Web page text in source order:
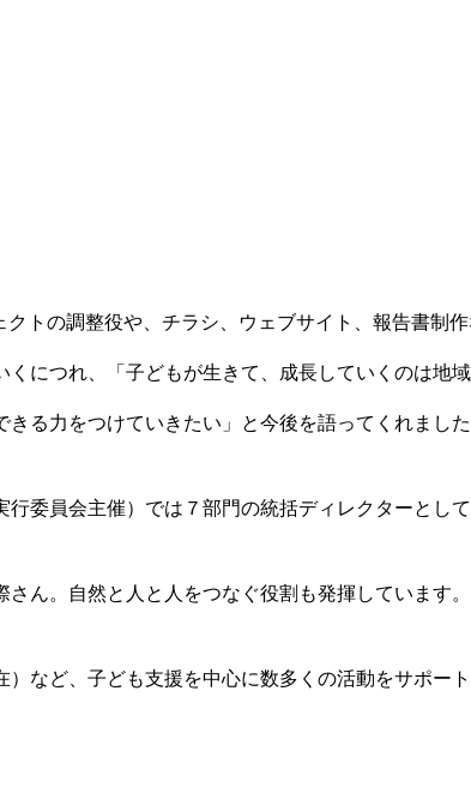
トの調整役や、チラシ、ウェブサイト、報告書制
につれ、「子どもが生きて、成長していくのは地
る力をつけていきたい」と今後を語ってくれました
委員会主催）では７部門の統括ディレクターとして
ん。自然と人と人をつなぐ役割も発揮しています。
など、子ども支援を中心に数多くの活動をサポート